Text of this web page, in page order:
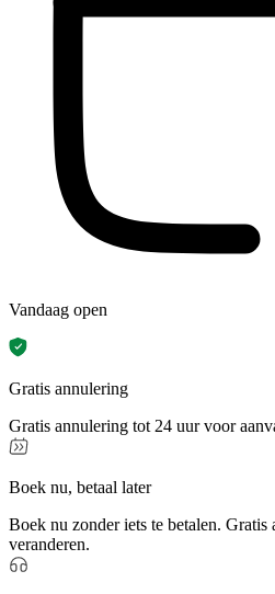
Vandaag open
Gratis annulering
Gratis annulering tot 24 uur voor
Boek nu, betaal later
Boek nu zonder iets te betalen. Gratis
veranderen.